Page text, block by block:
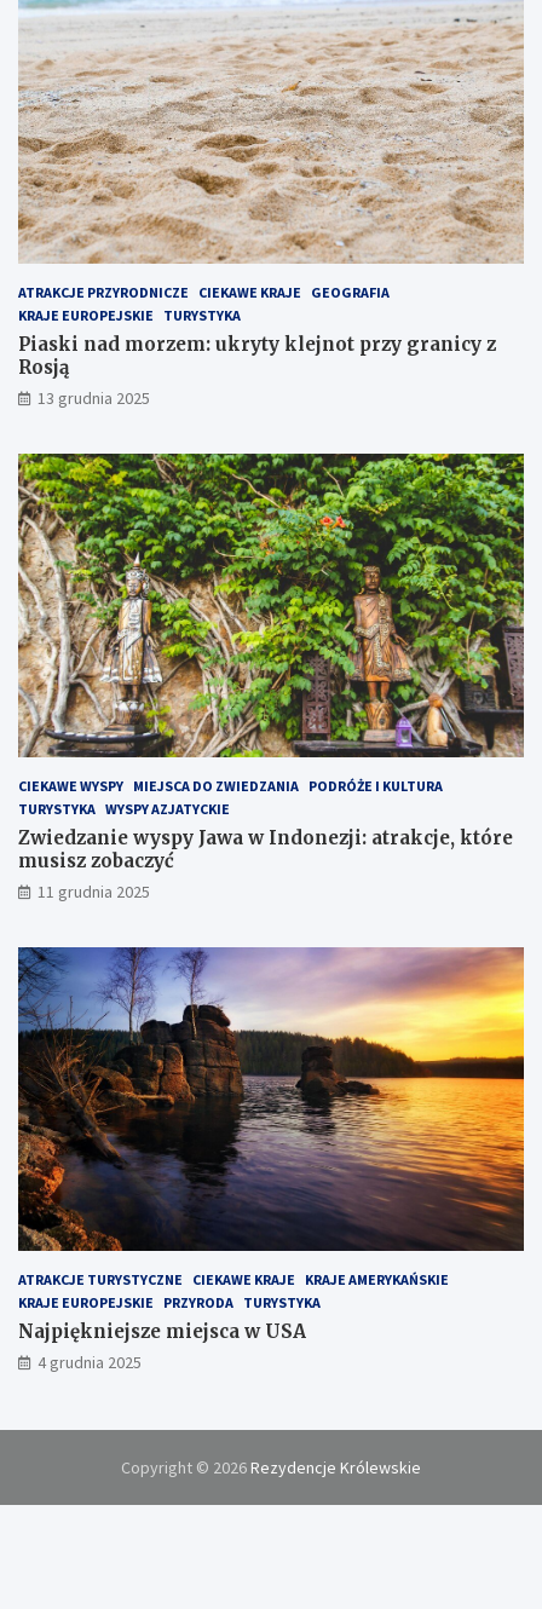
o
p
u
l
a
r
n
i
e
j
s
z
e
m
i
e
j
s
e
n
a
P
ó
ł
w
y
s
p
i
e
H
e
s
k
i
m
?
r
z
y
g
r
a
n
i
c
y
z
R
o
s
j
ą
ATRAKCJE PRZYRODNICZE CIEKAWE KRAJE
GEOGRAFIA
KRAJE EUROPEJSKIE
TURYSTYKA
Piaski nad morzem: ukryty klejnot przy granicy z
Rosją
13 grudnia 2025
CIEKAWE WYSPY MIEJSCA DO ZWIEDZANIA PODRÓŻE I KULTURA
TURYSTYKA WYSPY AZJATYCKIE
Zwiedzanie wyspy Jawa w Indonezji: atrakcje, które
musisz zobaczyć
11 grudnia 2025
ATRAKCJE TURYSTYCZNE CIEKAWE KRAJE
KRAJE AMERYKAŃSKIE
KRAJE EUROPEJSKIE
PRZYRODA TURYSTYKA
Najpiękniejsze miejsca w USA
4 grudnia 2025
Copyright © 2026Rezydencje Królewskie